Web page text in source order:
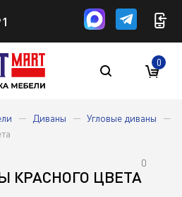
0
Диваны
Угловые диваны
КРАСНОГО ЦВЕТА
0